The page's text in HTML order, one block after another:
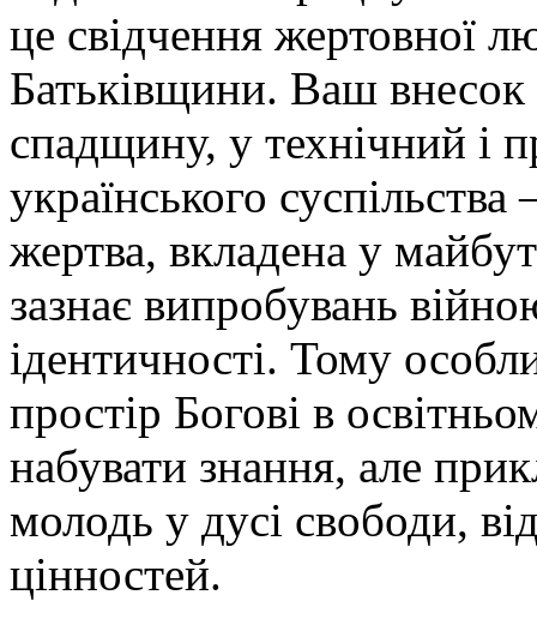
це свідчення жертовної
Батьківщини. Ваш внесок
спадщину, у технічний і
українського
жертва, вкладена у
зазнає випробувань
ідентичності. Тому
простір Богові в
набувати знання, але
молодь у дусі свободи,
цінностей.